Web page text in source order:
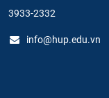
3933-2332
info@hup.edu.vn